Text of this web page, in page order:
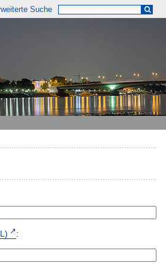
Suche
: